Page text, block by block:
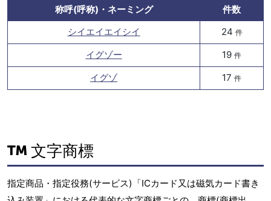
称呼(呼称)・ネーミング
件数
シイエイエイシイ
24 件
イグゾー 19 件
イグゾ 17 件
文字商標
指定商品・指定役務(サービス)「ICカード又は磁気カード書き